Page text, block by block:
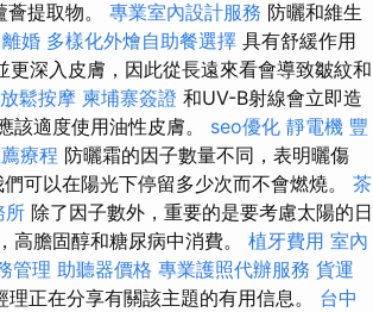
提取物。 專業室內設計服務 防曬和維生
離婚 多樣化外燴自助餐選擇 具有舒緩作用
更深入皮膚，因此從長遠來看會導致皺紋和
鬆按摩 柬埔寨簽證 和UV-B射線會立即造
該適度使用油性皮膚。 seo優化 靜電機 豐
療程 防曬霜的因子數量不同，表明曬傷
可以在陽光下停留多少次而不會燃燒。 茶
所 除了因子數外，重要的是要考慮太陽的日
高膽固醇和糖尿病中消費。 植牙費用 室內
管理 助聽器價格 專業護照代辦服務 貨運
正在分享有關該主題的有用信息。 台中